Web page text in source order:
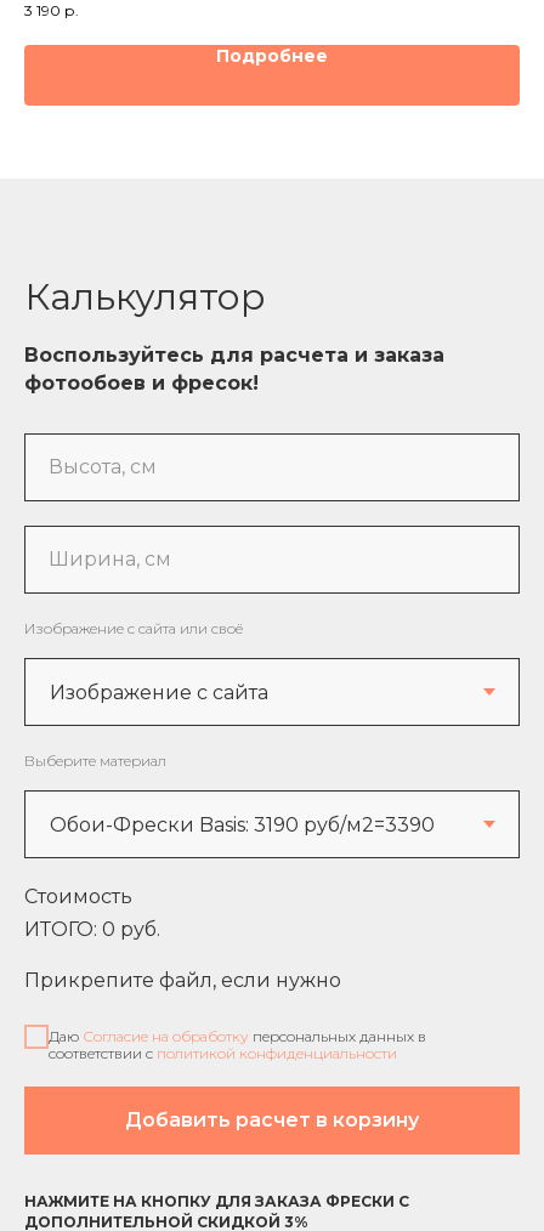
3 190 р.
Подробнее
Калькулятор
Воспользуйтесь для расчета и заказа
фотообоев и фресок!
Высота, см
Ширина, см
Изображение с сайта или своё
Выберите материал
Стоимость
ИТОГО: 0 руб.
Прикрепите файл, если нужно
Даю Согласие на обработку персональных данных в
соответствии с политикой конфиденциальности
Добавить расчет в корзину
НАЖМИТЕ НА КНОПКУ ДЛЯ ЗАКАЗА ФРЕСКИ С
ДОПОЛНИТЕЛЬНОЙ СКИДКОЙ 3%